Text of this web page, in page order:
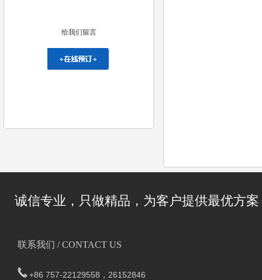
给我们留言
诚信专业，只做精品，为客户提供最优方案
联系我们 / CONTACT US
+86 757-22129558，26152846